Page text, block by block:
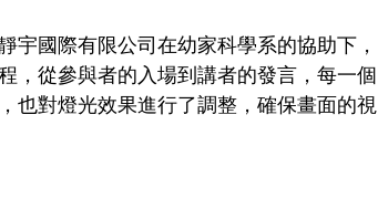
宇國際有限公司在幼家科學系的協助下，
，從參與者的入場到講者的發言，每一個
也對燈光效果進行了調整，確保畫面的視